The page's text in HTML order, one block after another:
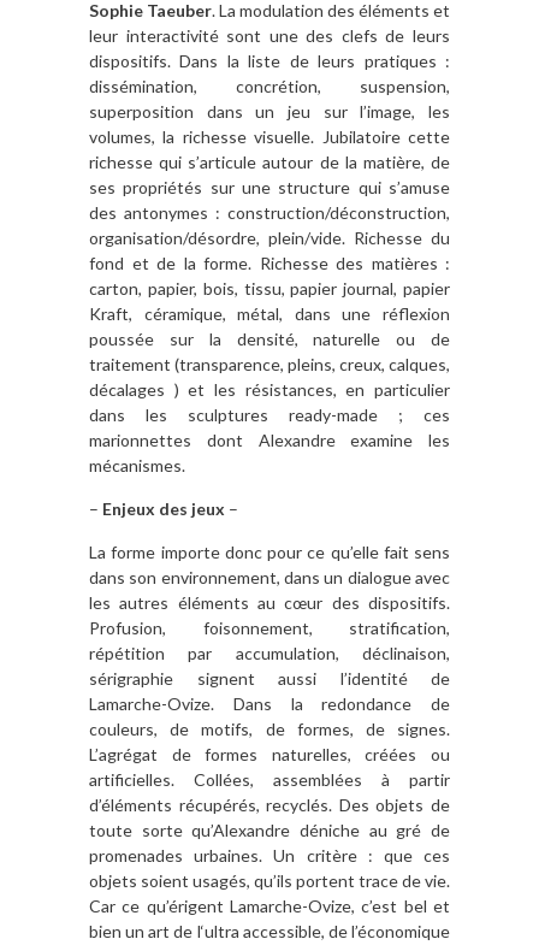
Sophie Taeuber. La modulation des éléments et
leur interactivité sont une des clefs de leurs
dispositifs. Dans la liste de leurs pratiques :
dissémination, concrétion, suspension,
superposition dans un jeu sur l’image, les
volumes, la richesse visuelle. Jubilatoire cette
richesse qui s’articule autour de la matière, de
ses propriétés sur une structure qui s’amuse
des antonymes : construction/déconstruction,
organisation/désordre, plein/vide. Richesse du
fond et de la forme. Richesse des matières :
carton, papier, bois, tissu, papier journal, papier
Kraft, céramique, métal, dans une réflexion
poussée sur la densité, naturelle ou de
traitement (transparence, pleins, creux, calques,
décalages ) et les résistances, en particulier
dans les sculptures ready-made ; ces
marionnettes dont Alexandre examine les
mécanismes.
– Enjeux des jeux –
La forme importe donc pour ce qu’elle fait sens
dans son environnement, dans un dialogue avec
les autres éléments au cœur des dispositifs.
Profusion, foisonnement, stratification,
répétition par accumulation, déclinaison,
sérigraphie signent aussi l’identité de
Lamarche-Ovize. Dans la redondance de
couleurs, de motifs, de formes, de signes.
L’agrégat de formes naturelles, créées ou
artificielles. Collées, assemblées à partir
d’éléments récupérés, recyclés. Des objets de
toute sorte qu’Alexandre déniche au gré de
promenades urbaines. Un critère : que ces
objets soient usagés, qu’ils portent trace de vie.
Car ce qu’érigent Lamarche-Ovize, c’est bel et
bien un art de l‘ultra accessible, de l’économique